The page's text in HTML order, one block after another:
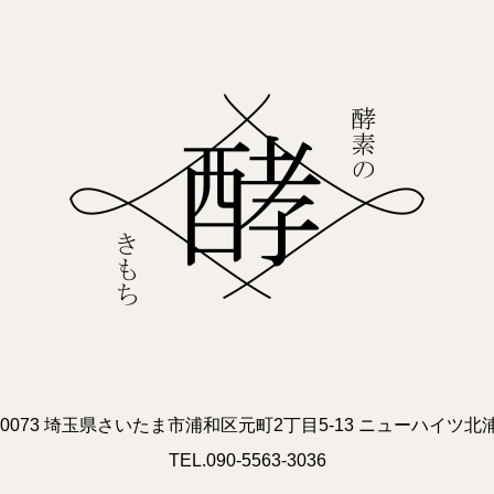
埼玉県さいたま市浦和区元町2丁目5-13 ニューハイツ北
TEL.090-5563-3036